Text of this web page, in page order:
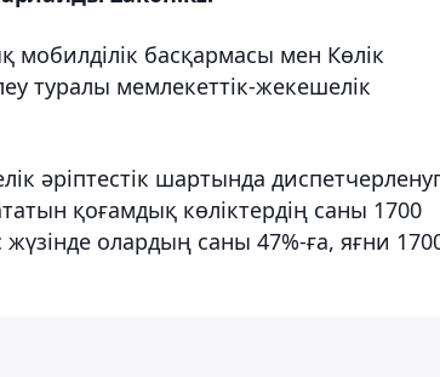
басқармасы мен Көлік
туралы мемлекеттік-жекешелік
әріптестік шартында
қоғамдық көліктердің саны 1700
жүзінде олардың саны 47%-ға, яғни